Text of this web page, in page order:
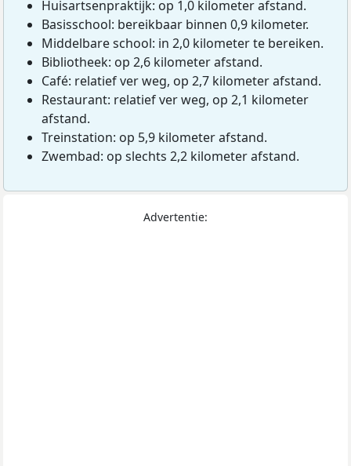
Huisartsenpraktijk: op 1,0 kilometer afstand.
Basisschool: bereikbaar binnen 0,9 kilometer.
Middelbare school: in 2,0 kilometer te bereiken.
Bibliotheek: op 2,6 kilometer afstand.
Café: relatief ver weg, op 2,7 kilometer afstand.
Restaurant: relatief ver weg, op 2,1 kilometer
afstand.
Treinstation: op 5,9 kilometer afstand.
Zwembad: op slechts 2,2 kilometer afstand.
Advertentie: